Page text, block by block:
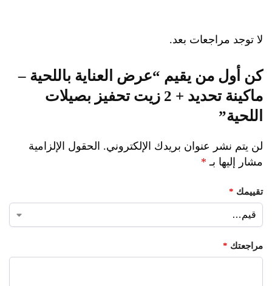
لا توجد مراجعات بعد.
كن أول من يقيم “عرض العناية باللحية –
ماكينة تحديد + 2 زيت تحفيز بصيلات
اللحية”
لن يتم نشر عنوان بريدك الإلكتروني. الحقول الإلزامية
مشار إليها بـ *
تقييمك *
مراجعتك *